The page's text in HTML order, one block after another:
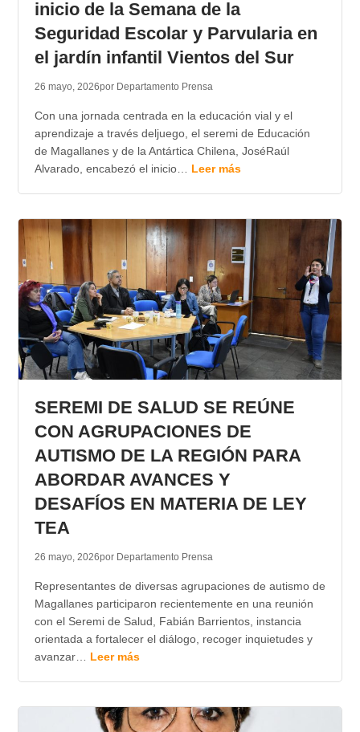
inicio de la Semana de la
Seguridad Escolar y Parvularia en
el jardín infantil Vientos del Sur
26 mayo, 2026por Departamento Prensa
Con una jornada centrada en la educación vial y el
aprendizaje a través deljuego, el seremi de Educación
de Magallanes y de la Antártica Chilena, JoséRaúl
Alvarado, encabezó el inicio… Leer más
SEREMI DE SALUD SE REÚNE
CON AGRUPACIONES DE
AUTISMO DE LA REGIÓN PARA
ABORDAR AVANCES Y
DESAFÍOS EN MATERIA DE LEY
TEA
26 mayo, 2026por Departamento Prensa
Representantes de diversas agrupaciones de autismo de
Magallanes participaron recientemente en una reunión
con el Seremi de Salud, Fabián Barrientos, instancia
orientada a fortalecer el diálogo, recoger inquietudes y
avanzar… Leer más